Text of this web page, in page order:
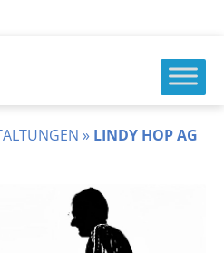
» LINDY HOP AG